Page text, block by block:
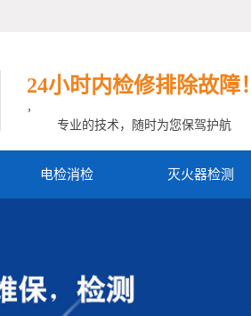
24小时内检修排除故障！
，
专业的技术，随时为您保驾护航
电检消检 灭火器检测